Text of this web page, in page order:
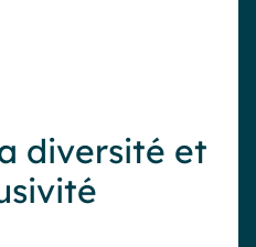
diversité et